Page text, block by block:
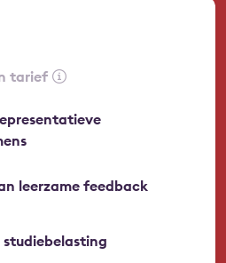
tarief
leerzame feedback
studiebelasting